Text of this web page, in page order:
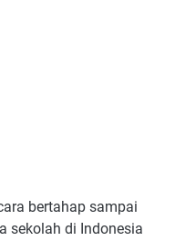
bertahap sampai
sekolah di Indonesia